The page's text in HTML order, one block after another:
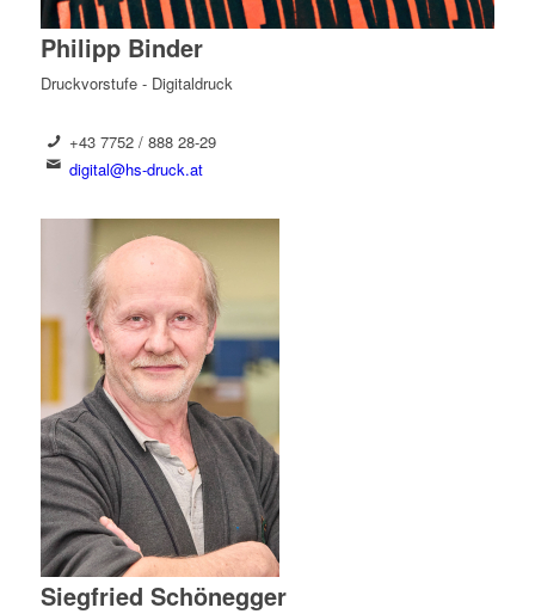
Philipp Binder
Druckvorstufe - Digitaldruck
+43 7752 / 888 28-29
digital@hs-druck.at
Siegfried Schönegger